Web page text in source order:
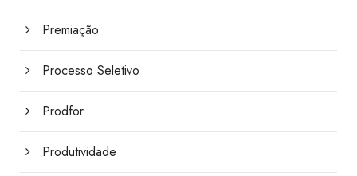
Premiação
Processo Seletivo
Prodfor
Produtividade